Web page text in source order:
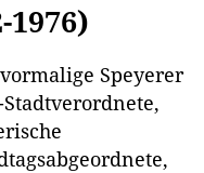
1976)
Speyerer
Stadtverordnete,